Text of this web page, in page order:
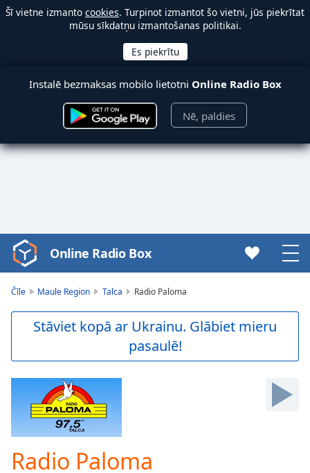
Šī vietne izmanto cookies. Turpinot izmantot šo vietni, jūs piekrītat
mūsu sīkdatņu izmantošanas politikai.
Instalē bezmaksas mobilo lietotni Online Radio Box
Nē, paldies
Video
Player
Skip
Online Radio Box
Čīle Maule Region Talca Radio Paloma
Stāviet kopā ar Ukrainu. Glābiet mieru
pasaulē!
Radio Paloma